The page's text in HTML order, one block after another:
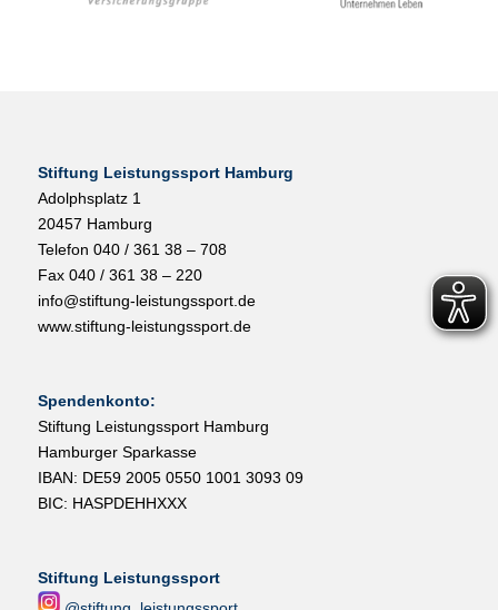
Stiftung Leistungssport Hamburg
Adolphsplatz 1
20457 Hamburg
Telefon 040 / 361 38 – 708
Fax 040 / 361 38 – 220
info@stiftung-leistungssport.de
www.stiftung-leistungssport.de
Spendenkonto:
Stiftung Leistungssport Hamburg
Hamburger Sparkasse
IBAN: DE59 2005 0550 1001 3093 09
BIC: HASPDEHHXXX
Stiftung Leistungssport